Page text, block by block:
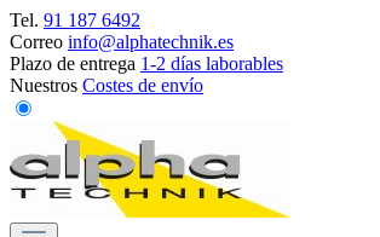
Tel. 91 187 6492
Correo info@alphatechnik.es
Plazo de entrega 1-2 días laborables
Nuestros Costes de envío